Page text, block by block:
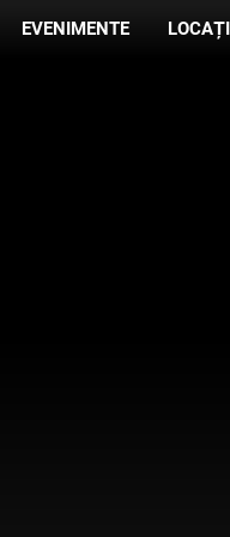
EVENIMENTE